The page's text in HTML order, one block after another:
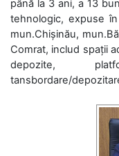
până la 3 ani, a 13
tehnologic, expuse
mun.Chișinău,
Comrat, includ spații
depozite,
tansbordare/